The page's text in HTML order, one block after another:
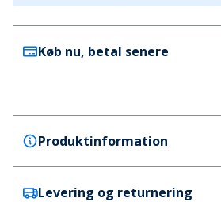
Køb nu, betal senere
Produktinformation
GAPLevering og returnering